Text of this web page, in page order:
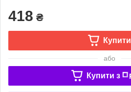
418 ₴
Купити
або
Купити з